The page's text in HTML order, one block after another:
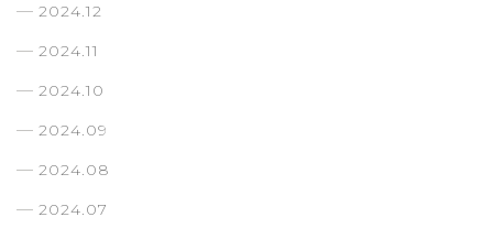
2024.12
2024.11
2024.10
2024.09
2024.08
2024.07